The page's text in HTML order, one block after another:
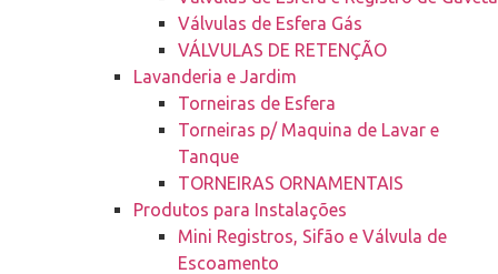
Válvulas de Esfera Gás
VÁLVULAS DE RETENÇÃO
Lavanderia e Jardim
Torneiras de Esfera
Torneiras p/ Maquina de Lavar e
Tanque
TORNEIRAS ORNAMENTAIS
Produtos para Instalações
Mini Registros, Sifão e Válvula de
Escoamento